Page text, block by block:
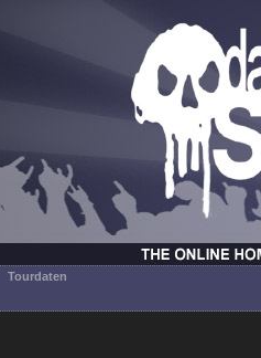
Tourdaten